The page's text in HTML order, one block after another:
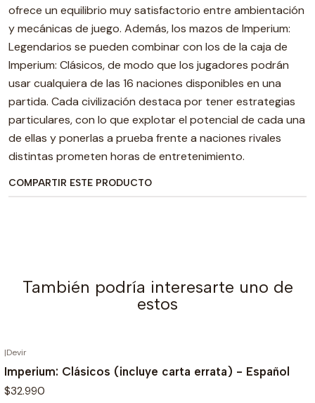
ofrece un equilibrio muy satisfactorio entre ambientación
y mecánicas de juego. Además, los mazos de Imperium:
Legendarios se pueden combinar con los de la caja de
Imperium: Clásicos, de modo que los jugadores podrán
usar cualquiera de las 16 naciones disponibles en una
partida. Cada civilización destaca por tener estrategias
particulares, con lo que explotar el potencial de cada una
de ellas y ponerlas a prueba frente a naciones rivales
distintas prometen horas de entretenimiento.
COMPARTIR ESTE PRODUCTO
También podría interesarte uno de
estos
|Devir
Imperium: Clásicos (incluye carta errata) - Español
$32.990